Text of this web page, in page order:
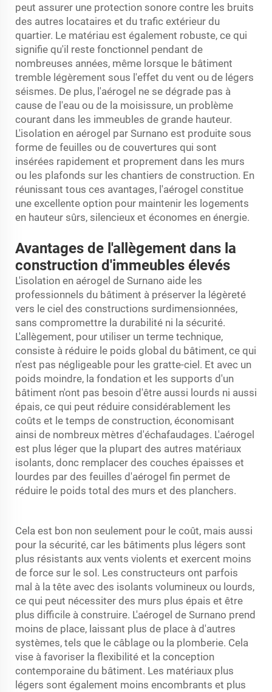
peut assurer une protection sonore contre les bruits
des autres locataires et du trafic extérieur du
quartier. Le matériau est également robuste, ce qui
signifie qu'il reste fonctionnel pendant de
nombreuses années, même lorsque le bâtiment
tremble légèrement sous l'effet du vent ou de légers
séismes. De plus, l'aérogel ne se dégrade pas à
cause de l'eau ou de la moisissure, un problème
courant dans les immeubles de grande hauteur.
L'isolation en aérogel par Surnano est produite sous
forme de feuilles ou de couvertures qui sont
insérées rapidement et proprement dans les murs
ou les plafonds sur les chantiers de construction. En
réunissant tous ces avantages, l'aérogel constitue
une excellente option pour maintenir les logements
en hauteur sûrs, silencieux et économes en énergie.
Avantages de l'allègement dans la
construction d'immeubles élevés
L'isolation en aérogel de Surnano aide les
professionnels du bâtiment à préserver la légèreté
vers le ciel des constructions surdimensionnées,
sans compromettre la durabilité ni la sécurité.
L'allègement, pour utiliser un terme technique,
consiste à réduire le poids global du bâtiment, ce qui
n'est pas négligeable pour les gratte-ciel. Et avec un
poids moindre, la fondation et les supports d'un
bâtiment n'ont pas besoin d'être aussi lourds ni aussi
épais, ce qui peut réduire considérablement les
coûts et le temps de construction, économisant
ainsi de nombreux mètres d'échafaudages. L'aérogel
est plus léger que la plupart des autres matériaux
isolants, donc remplacer des couches épaisses et
lourdes par des feuilles d'aérogel fin permet de
réduire le poids total des murs et des planchers.
Cela est bon non seulement pour le coût, mais aussi
pour la sécurité, car les bâtiments plus légers sont
plus résistants aux vents violents et exercent moins
de force sur le sol. Les constructeurs ont parfois
mal à la tête avec des isolants volumineux ou lourds,
ce qui peut nécessiter des murs plus épais et être
plus difficile à construire. L'aérogel de Surnano prend
moins de place, laissant plus de place à d'autres
systèmes, tels que le câblage ou la plomberie. Cela
vise à favoriser la flexibilité et la conception
contemporaine du bâtiment. Les matériaux plus
légers sont également moins encombrants et plus